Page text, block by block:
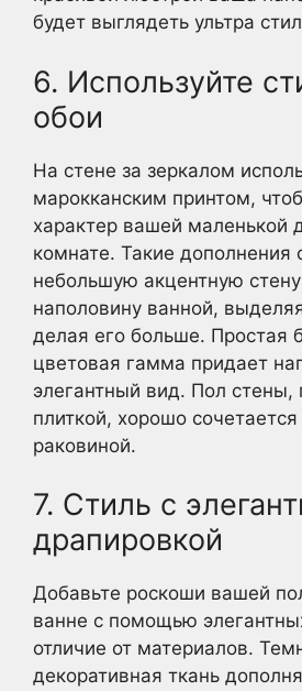
будет выглядеть ультра
6. Используйте
обои
На стене за зеркалом
марокканским принтом,
характер вашей маленькой
комнате. Такие дополнения
небольшую акцентную
наполовину ванной,
делая его больше. Простая
цветовая гамма придает
элегантный вид. Пол стены,
плиткой, хорошо
раковиной.
7. Стиль с
драпировкой
Добавьте роскоши вашей
ванне с помощью
отличие от материалов.
декоративная ткань